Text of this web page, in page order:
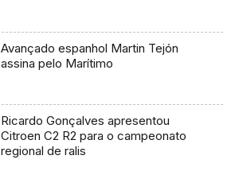
Avançado espanhol Martin Tejón
assina pelo Marítimo
Ricardo Gonçalves apresentou
Citroen C2 R2 para o campeonato
regional de ralis